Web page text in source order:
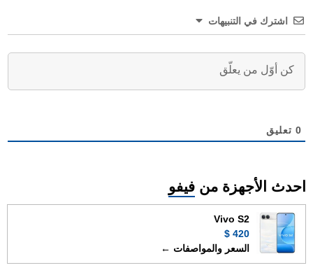
اشترك في التنبيهات
0 تعليق
احدث الأجهزة من فيفو
Vivo S2
420 $
السعر والمواصفات ←